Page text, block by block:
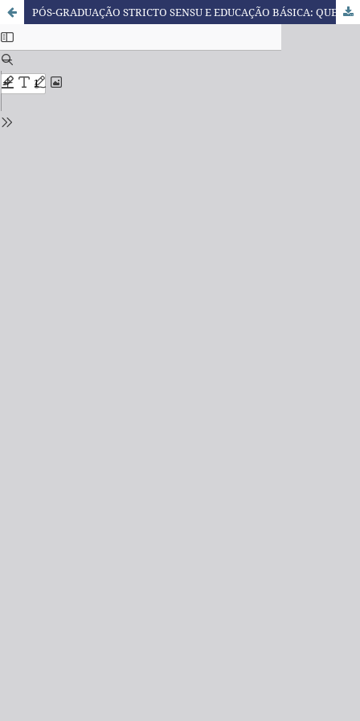
PÓS-GRADUAÇÃO STRICTO SENSU E EDUCAÇÃO BÁSICA: QUE RELAÇÃO É ESSA?